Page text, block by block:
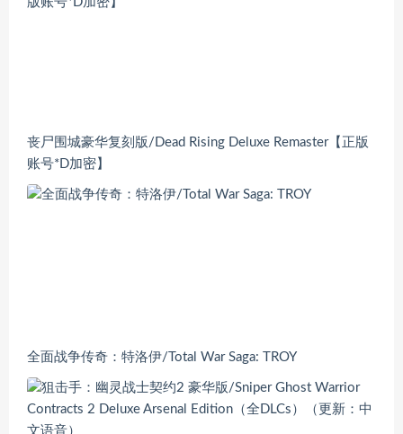
丧尸围城豪华复刻版/Dead Rising Deluxe Remaster【正版
账号*D加密】
全面战争传奇：特洛伊/Total War Saga: TROY